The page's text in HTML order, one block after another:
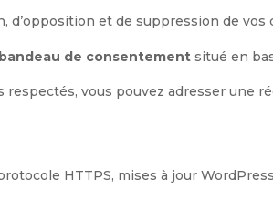
d’opposition et de suppression de vos
bandeau de consentement situé en
vous pouvez adresser une
HTTPS, mises à jour